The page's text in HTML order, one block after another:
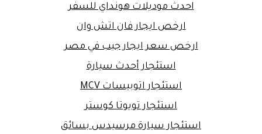
احدث موديلات هونداي للسفر
ارخص ايجار فان اتش وان
ارخص سعر ايجار جيب في مصر
استئجار أحدث سيارة
استئجار اتوبيسات MCV
استئجار تويوتا كوستر
استئجار سيارة مرسيدس بسائق